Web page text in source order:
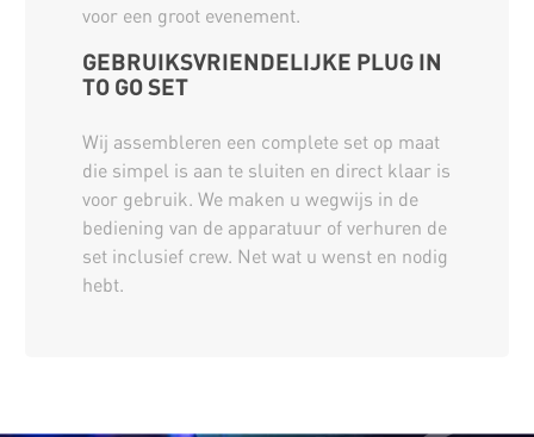
voor een groot evenement.
GEBRUIKSVRIENDELIJKE PLUG IN
TO GO SET
Wij assembleren een complete set op maat
die simpel is aan te sluiten en direct klaar is
voor gebruik. We maken u wegwijs in de
bediening van de apparatuur of verhuren de
set inclusief crew. Net wat u wenst en nodig
hebt.